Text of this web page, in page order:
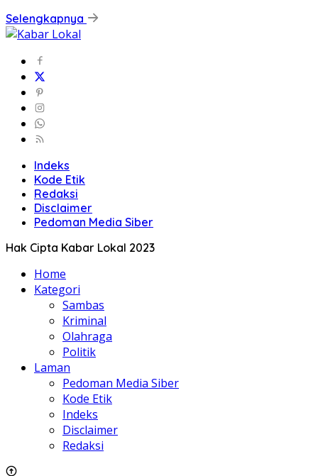
Selengkapnya
Indeks
Kode Etik
Redaksi
Disclaimer
Pedoman Media Siber
Hak Cipta Kabar Lokal 2023
Home
Kategori
Sambas
Kriminal
Olahraga
Politik
Laman
Pedoman Media Siber
Kode Etik
Indeks
Disclaimer
Redaksi